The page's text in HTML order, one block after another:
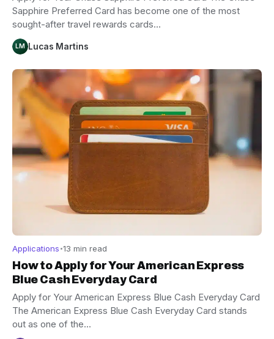
Sapphire Preferred Card has become one of the most
sought-after travel rewards cards…
LM Lucas Martins
Applications 13 min read
How to Apply for Your American Express
Blue Cash Everyday Card
Apply for Your American Express Blue Cash Everyday Card
The American Express Blue Cash Everyday Card stands
out as one of the…